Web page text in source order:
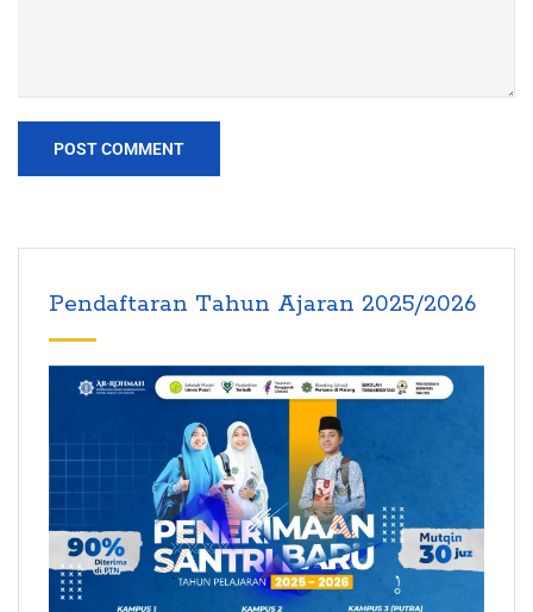
Pendaftaran Tahun Ajaran 2025/2026